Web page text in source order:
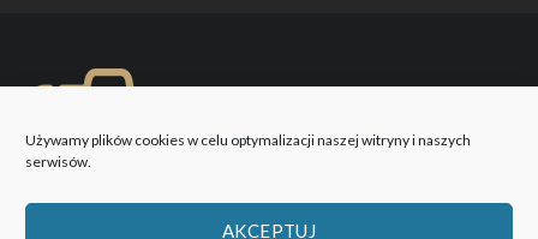
Używamy plików cookies w celu optymalizacji naszej witryny i naszych
serwisów.
AKCEPTUJ